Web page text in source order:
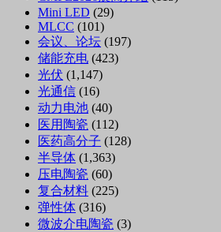
Mini LED (29)
MLCC (101)
会议、论坛 (197)
储能充电 (423)
光伏 (1,147)
光通信 (16)
动力电池 (40)
医用陶瓷 (112)
医药高分子 (128)
半导体 (1,363)
压电陶瓷 (60)
复合材料 (225)
弹性体 (316)
微波介电陶瓷 (3)